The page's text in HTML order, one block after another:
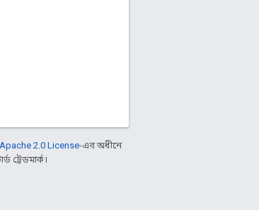
Apache 2.0 License-এর অধীনে
ট্রেডমার্ক।